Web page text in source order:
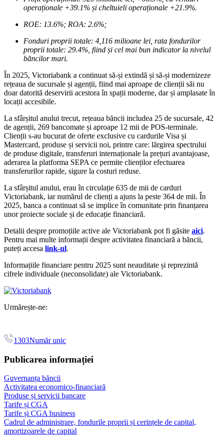
operaționale +39.1% și cheltuieli operaționale +21.9%.
ROE: 13.6%; ROA: 2.6%;
Fonduri proprii totale: 4,116 milioane lei, rata fondurilor
proprii totale: 29.4%, fiind și cel mai bun indicator la nivelul
băncilor mari.
În 2025, Victoriabank a continuat să-și extindă și să-și modernizeze
rețeaua de sucursale și agenții, fiind mai aproape de clienții săi nu
doar datorită deservirii acestora în spații moderne, dar și amplasate în
locații accesibile.
La sfârșitul anului trecut, rețeaua băncii includea 25 de sucursale, 42
de agenții, 269 bancomate și aproape 12 mii de POS-terminale.
Clienții s-au bucurat de oferte exclusive cu cardurile Visa și
Mastercard, produse și servicii noi, printre care: lărgirea spectrului
de produse digitale, transferuri internaționale la prețuri avantajoase,
aderarea la platforma SEPA ce permite clienților efectuarea
transferurilor rapide, sigure la costuri reduse.
La sfârșitul anului, erau în circulație 635 de mii de carduri
Victoriabank, iar numărul de clienți a ajuns la peste 364 de mii. În
2025, banca a continuat să se implice în comunitate prin finanțarea
unor proiecte sociale și de educație financiară.
Detalii despre promoțiile active ale Victoriabank pot fi găsite aici.
Pentru mai multe informații despre activitatea financiară a băncii,
puteți accesa link-ul.
Informațiile financiare pentru 2025 sunt neauditate și reprezintă
cifrele individuale (neconsolidate) ale Victoriabank.
Urmărește-ne:
1303Număr unic
Publicarea informației
Guvernanța băncii
Activitatea economico-financiară
Produse și servicii bancare
Tarife și CGA
Tarife și CGA business
Cadrul de administrare, fondurile proprii și cerințele de capital,
amortizoarele de capital